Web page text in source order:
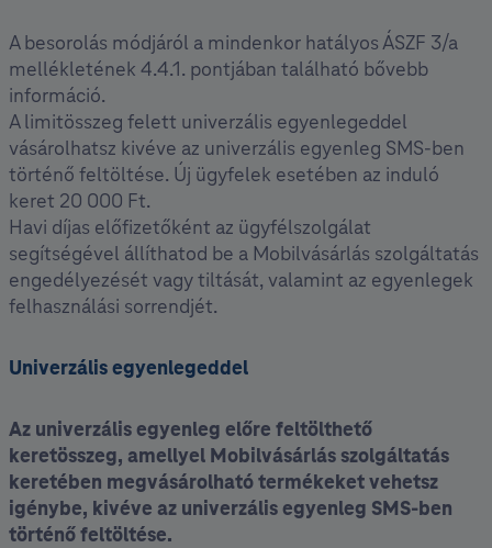
A besorolás módjáról a mindenkor hatályos ÁSZF 3/a
mellékletének 4.4.1. pontjában található bővebb
információ.
A limitösszeg felett univerzális egyenlegeddel
vásárolhatsz kivéve az univerzális egyenleg SMS-ben
történő feltöltése. Új ügyfelek esetében az induló
keret 20 000 Ft.
Havi díjas előfizetőként az ügyfélszolgálat
segítségével állíthatod be a Mobilvásárlás szolgáltatás
engedélyezését vagy tiltását, valamint az egyenlegek
felhasználási sorrendjét.
Univerzális egyenlegeddel
Az univerzális egyenleg előre feltölthető
keretösszeg, amellyel Mobilvásárlás szolgáltatás
keretében megvásárolható termékeket vehetsz
igénybe, kivéve az univerzális egyenleg SMS-ben
történő feltöltése.